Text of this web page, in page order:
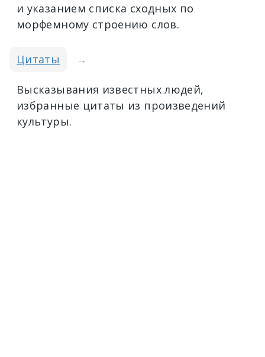
и указанием списка сходных по
морфемному строению слов.
Цитаты →
Высказывания известных людей,
избранные цитаты из произведений
культуры.